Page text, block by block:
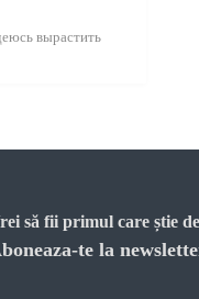
вырастить
să fii primul care știe
te la